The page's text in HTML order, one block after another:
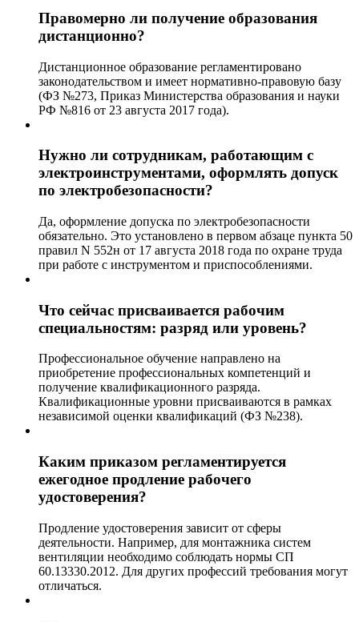
Правомерно ли получение образования
дистанционно?
Дистанционное образование регламентировано
законодательством и имеет нормативно-правовую базу
(ФЗ №273, Приказ Министерства образования и науки
РФ №816 от 23 августа 2017 года).
Нужно ли сотрудникам, работающим с
электроинструментами, оформлять допуск
по электробезопасности?
Да, оформление допуска по электробезопасности
обязательно. Это установлено в первом абзаце пункта 50
правил N 552н от 17 августа 2018 года по охране труда
при работе с инструментом и приспособлениями.
Что сейчас присваивается рабочим
специальностям: разряд или уровень?
Профессиональное обучение направлено на
приобретение профессиональных компетенций и
получение квалификационного разряда.
Квалификационные уровни присваиваются в рамках
независимой оценки квалификаций (ФЗ №238).
Каким приказом регламентируется
ежегодное продление рабочего
удостоверения?
Продление удостоверения зависит от сферы
деятельности. Например, для монтажника систем
вентиляции необходимо соблюдать нормы СП
60.13330.2012. Для других профессий требования могут
отличаться.